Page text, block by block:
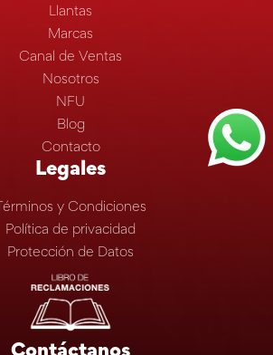
Llantas
Marcas
Canal de Ventas
Nosotros
NFU
Blog
Contacto
Legales
Términos y Condiciones
Política de privacidad
Protección de Datos